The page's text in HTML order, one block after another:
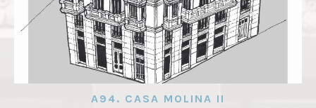
A94. CASA MOLINA II